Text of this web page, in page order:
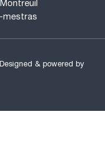
mestras
Designed & powered by